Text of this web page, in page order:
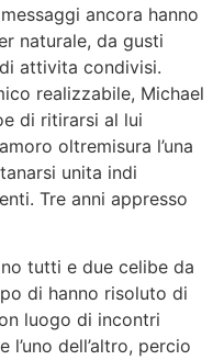
ancora hanno
naturale, da gusti
attivita condivisi.
realizzabile, Michael
di ritirarsi al lui
oltremisura l’una
unita indi
Tre anni appresso
tutti e due celibe da
di hanno risoluto di
luogo di incontri
dell’altro, percio